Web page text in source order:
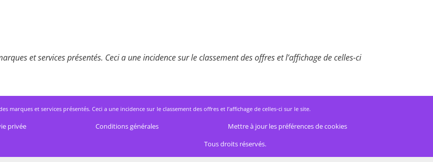
et services présentés. Ceci a une incidence sur le classement des offres et l’affichage de celles-ci
marques et services présentés. Ceci a une incidence sur le classement des offres et l’affichage de celles-ci sur le site.
privée Conditions générales
Mettre à jour les préférences de cookies
Tous droits réservés.